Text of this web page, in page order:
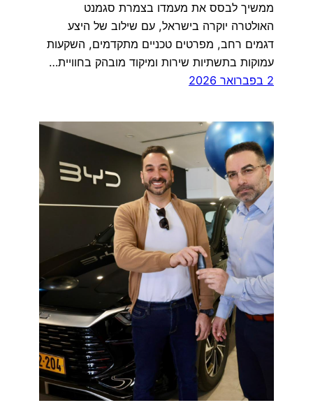
ממשיך לבסס את מעמדו בצמרת סגמנט
האולטרה יוקרה בישראל, עם שילוב של היצע
דגמים רחב, מפרטים טכניים מתקדמים, השקעות
עמוקות בתשתיות שירות ומיקוד מובהק בחוויית…
2 בפברואר 2026